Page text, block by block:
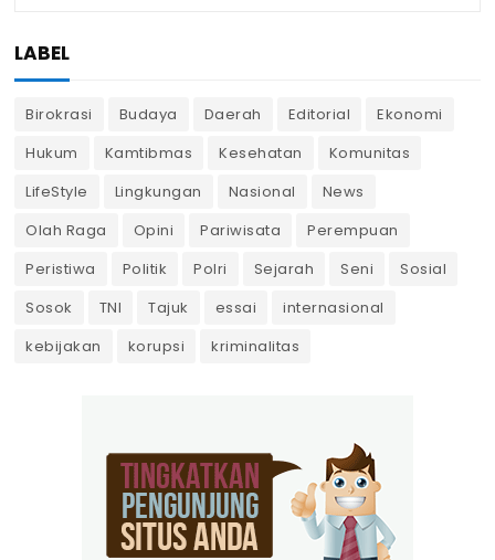
LABEL
Birokrasi Budaya Daerah Editorial
Ekonomi
Hukum
Kamtibmas Kesehatan
Komunitas
LifeStyle
Lingkungan Nasional
News
Olah Raga
Opini Pariwisata
Perempuan
Peristiwa
Politik Polri Sejarah Seni
Sosial
Sosok
TNI Tajuk essai
internasional
kebijakan
korupsi kriminalitas